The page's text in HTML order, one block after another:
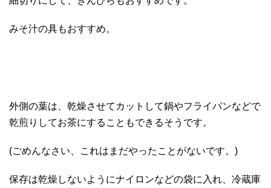
みそ汁の具もおすすめ。
外側の葉は、乾燥させてカットして鍋やフライパンなどで
乾煎りしてお茶にすることもできるそうです。
(ごめんなさい、これはまだやったことがないです。)
保存は乾燥しないようにナイロンなどの袋に入れ、冷蔵庫